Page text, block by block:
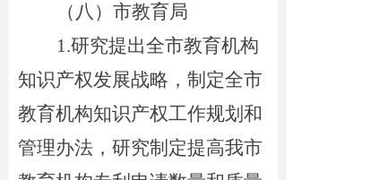
（ 八 ）市教育局
1.研究提出全市教育机构
知识产权发展战略，制定全市
教育机构知识产权工作规划和
管理办法，研究制定提高我市